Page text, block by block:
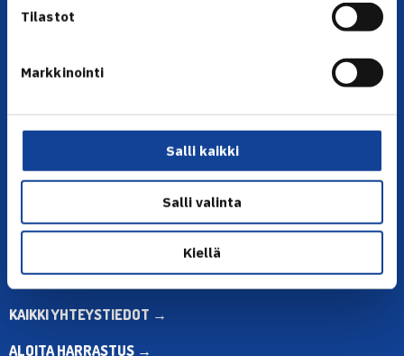
Tilastot
Markkinointi
Salli kaikki
Salli valinta
Kiellä
YHTEYSTIEDOT
Olympiastadion, Paavo Nurmen tie 1, 00250 Helsinki
ma-pe klo 10.00-12.00
Muina aikoina olkaa yhteydessä
sähköpostitse: toimisto@tennis.fi
KAIKKI YHTEYSTIEDOT →
ALOITA HARRASTUS →